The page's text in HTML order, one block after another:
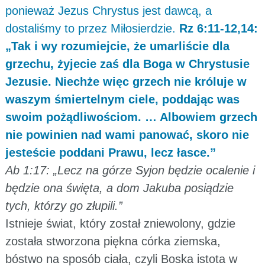
ponieważ Jezus Chrystus jest dawcą, a
dostaliśmy to przez Miłosierdzie. Rz 6:11-12,14:
„Tak i wy rozumiejcie, że umarliście dla
grzechu, żyjecie zaś dla Boga w Chrystusie
Jezusie. Niechże więc grzech nie króluje w
waszym śmiertelnym ciele, poddając was
swoim pożądliwościom. … Albowiem grzech
nie powinien nad wami panować, skoro nie
jesteście poddani Prawu, lecz łasce.”
Ab 1:17: „Lecz na górze Syjon będzie ocalenie i
będzie ona święta, a dom Jakuba posiądzie
tych, którzy go złupili.”
Istnieje świat, który został zniewolony, gdzie
została stworzona piękna córka ziemska,
bóstwo na sposób ciała, czyli Boska istota w